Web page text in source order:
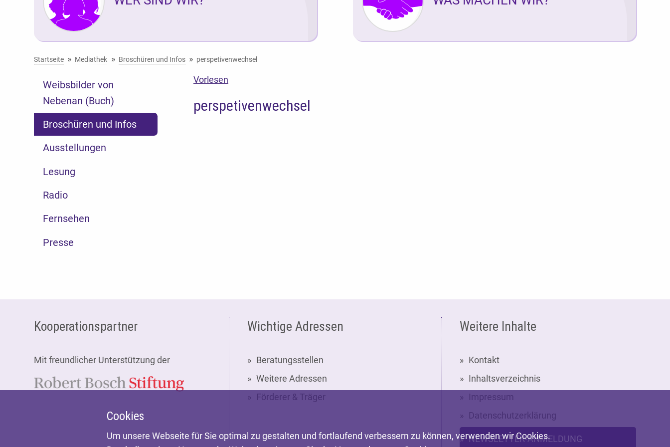
Sie befinden sich hier:
Startseite Mediathek Broschüren und Infos perspetivenwechsel
Weibsbilder von
Nebenan (Buch)
Broschüren und Infos
Ausstellungen
Lesung
Radio
Fernsehen
Presse
Vorlesen
perspetivenwechsel
Wichtige Adressen
Beratungsstellen
Weitere Adressen
Förderer & Träger
Weitere Inhalte
Kontakt
Inhaltsverzeichnis
Impressum
Datenschutzerklärung
NEWSLETTER-ANMELDUNG
Kooperationspartner
Mit freundlicher Unterstützung der
Cookies
Um unsere Webseite für Sie optimal zu gestalten und fortlaufend verbessern zu können, verwenden wir Cookies.